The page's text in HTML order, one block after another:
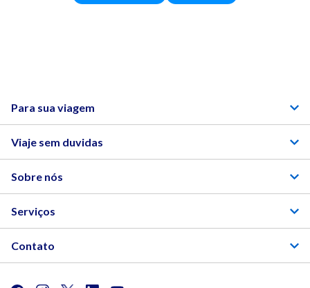
Para sua viagem
Viaje sem duvidas
Sobre nós
Serviços
Contato